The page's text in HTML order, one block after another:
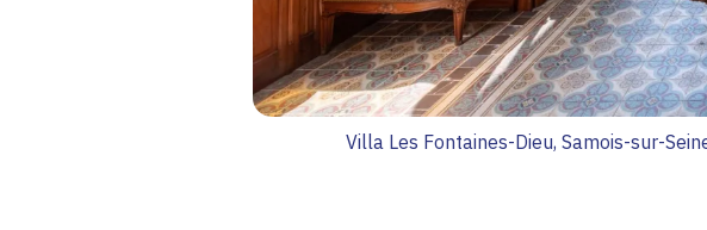
Villa Les Fontaines-Dieu, Samois-sur-